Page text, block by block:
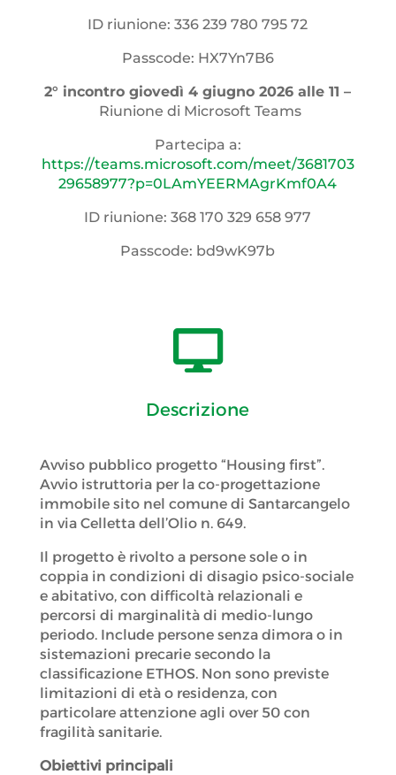
ID riunione: 336 239 780 795 72
Passcode: HX7Yn7B6
2° incontro giovedì 4 giugno 2026 alle 11 –
Riunione di Microsoft Teams
Partecipa a:
https://teams.microsoft.com/meet/3681703
29658977?p=0LAmYEERMAgrKmf0A4
ID riunione: 368 170 329 658 977
Passcode: bd9wK97b

Descrizione
Avviso pubblico progetto “Housing first”.
Avvio istruttoria per la co-progettazione
immobile sito nel comune di Santarcangelo
in via Celletta dell’Olio n. 649.
Il progetto è rivolto a persone sole o in
coppia in condizioni di disagio psico-sociale
e abitativo, con difficoltà relazionali e
percorsi di marginalità di medio-lungo
periodo. Include persone senza dimora o in
sistemazioni precarie secondo la
classificazione ETHOS. Non sono previste
limitazioni di età o residenza, con
particolare attenzione agli over 50 con
fragilità sanitarie.
Obiettivi principali